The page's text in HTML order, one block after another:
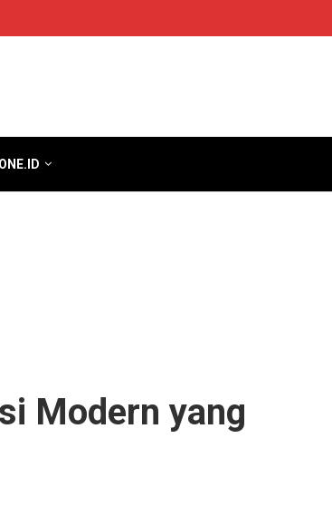
Modern yang